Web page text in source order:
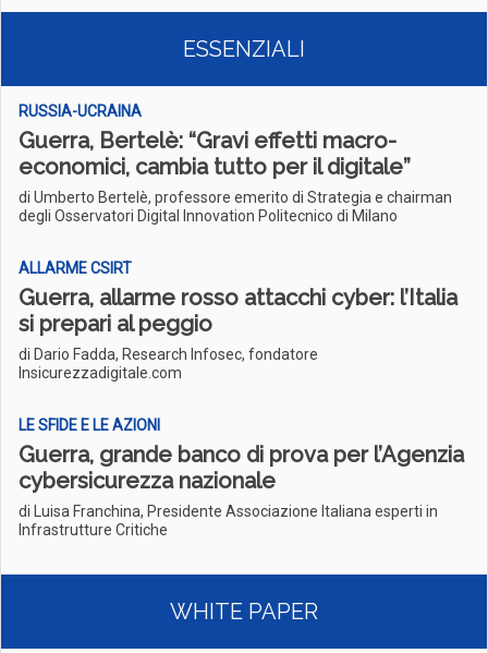
ESSENZIALI
RUSSIA-UCRAINA
Guerra, Bertelè: “Gravi effetti macro-
economici, cambia tutto per il digitale”
di Umberto Bertelè, professore emerito di Strategia e chairman
degli Osservatori Digital Innovation Politecnico di Milano
ALLARME CSIRT
Guerra, allarme rosso attacchi cyber: l’Italia
si prepari al peggio
di Dario Fadda, Research Infosec, fondatore
Insicurezzadigitale.com
LE SFIDE E LE AZIONI
Guerra, grande banco di prova per l’Agenzia
cybersicurezza nazionale
di Luisa Franchina, Presidente Associazione Italiana esperti in
Infrastrutture Critiche
WHITE PAPER